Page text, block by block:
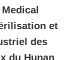
et
des
du Hunan